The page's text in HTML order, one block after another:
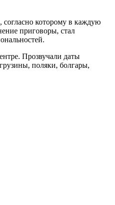
согласно которому в каждую
приговоры, стал
Прозвучали даты
поляки, болгары,